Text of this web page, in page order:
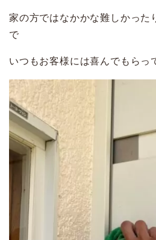
家の方ではなかかな難しかった
で
いつもお客様には喜んでもらっ